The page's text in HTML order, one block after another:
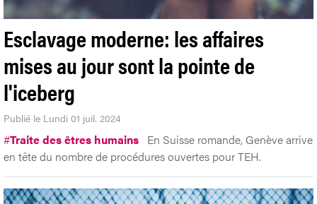
Esclavage moderne: les affaires
mises au jour sont la pointe de
l'iceberg
Publié le Lundi 01 juil. 2024
#Traite des êtres humains En Suisse romande, Genève arrive
en tête du nombre de procédures ouvertes pour TEH.